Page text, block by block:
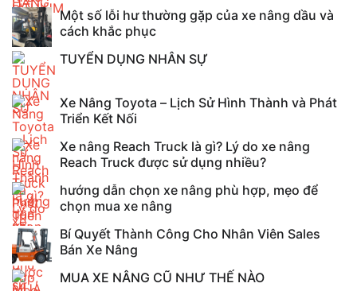
Một số lỗi hư thường gặp của xe nâng dầu và
cách khắc phục
TUYỂN DỤNG NHÂN SỰ
Xe Nâng Toyota – Lịch Sử Hình Thành và Phát
Triển Kết Nối
Xe nâng Reach Truck là gì? Lý do xe nâng
Reach Truck được sử dụng nhiều?
hướng dẫn chọn xe nâng phù hợp, mẹo để
chọn mua xe nâng
Bí Quyết Thành Công Cho Nhân Viên Sales
Bán Xe Nâng
MUA XE NÂNG CŨ NHƯ THẾ NÀO